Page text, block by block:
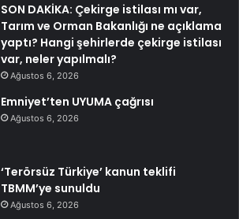
SON DAKİKA: Çekirge istilası mı var,
Tarım ve Orman Bakanlığı ne açıklama
yaptı? Hangi şehirlerde çekirge istilası
var, neler yapılmalı?
Ağustos 6, 2026
Emniyet’ten UYUMA çağrısı
Ağustos 6, 2026
‘Terörsüz Türkiye’ kanun teklifi
TBMM’ye sunuldu
Ağustos 6, 2026